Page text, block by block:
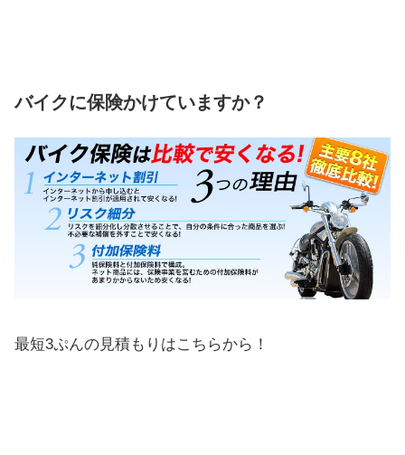
バイクに保険かけていますか？
最短3ぷんの見積もりはこちらから！